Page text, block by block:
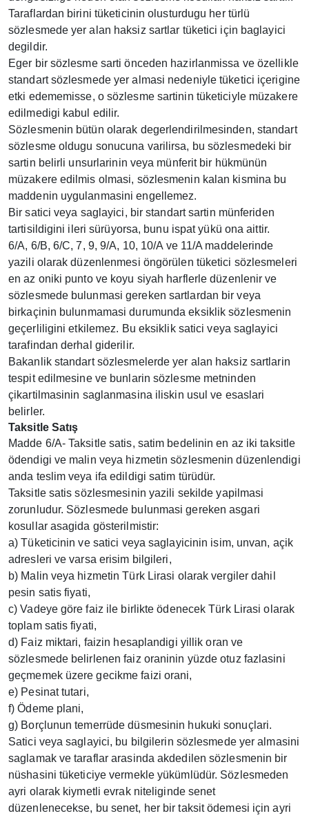
Taraflardan birini tüketicinin olusturdugu her türlü
sözlesmede yer alan haksiz sartlar tüketici için baglayici
degildir.
Eger bir sözlesme sarti önceden hazirlanmissa ve özellikle
standart sözlesmede yer almasi nedeniyle tüketici içerigine
etki edememisse, o sözlesme sartinin tüketiciyle müzakere
edilmedigi kabul edilir.
Sözlesmenin bütün olarak degerlendirilmesinden, standart
sözlesme oldugu sonucuna varilirsa, bu sözlesmedeki bir
sartin belirli unsurlarinin veya münferit bir hükmünün
müzakere edilmis olmasi, sözlesmenin kalan kismina bu
maddenin uygulanmasini engellemez.
Bir satici veya saglayici, bir standart sartin münferiden
tartisildigini ileri sürüyorsa, bunu ispat yükü ona aittir.
6/A, 6/B, 6/C, 7, 9, 9/A, 10, 10/A ve 11/A maddelerinde
yazili olarak düzenlenmesi öngörülen tüketici sözlesmeleri
en az oniki punto ve koyu siyah harflerle düzenlenir ve
sözlesmede bulunmasi gereken sartlardan bir veya
birkaçinin bulunmamasi durumunda eksiklik sözlesmenin
geçerliligini etkilemez. Bu eksiklik satici veya saglayici
tarafindan derhal giderilir.
Bakanlik standart sözlesmelerde yer alan haksiz sartlarin
tespit edilmesine ve bunlarin sözlesme metninden
çikartilmasinin saglanmasina iliskin usul ve esaslari
belirler.
Taksitle Satış
Madde 6/A- Taksitle satis, satim bedelinin en az iki taksitle
ödendigi ve malin veya hizmetin sözlesmenin düzenlendigi
anda teslim veya ifa edildigi satim türüdür.
Taksitle satis sözlesmesinin yazili sekilde yapilmasi
zorunludur. Sözlesmede bulunmasi gereken asgari
kosullar asagida gösterilmistir:
a) Tüketicinin ve satici veya saglayicinin isim, unvan, açik
adresleri ve varsa erisim bilgileri,
b) Malin veya hizmetin Türk Lirasi olarak vergiler dahil
pesin satis fiyati,
c) Vadeye göre faiz ile birlikte ödenecek Türk Lirasi olarak
toplam satis fiyati,
d) Faiz miktari, faizin hesaplandigi yillik oran ve
sözlesmede belirlenen faiz oraninin yüzde otuz fazlasini
geçmemek üzere gecikme faizi orani,
e) Pesinat tutari,
f) Ödeme plani,
g) Borçlunun temerrüde düsmesinin hukuki sonuçlari.
Satici veya saglayici, bu bilgilerin sözlesmede yer almasini
saglamak ve taraflar arasinda akdedilen sözlesmenin bir
nüshasini tüketiciye vermekle yükümlüdür. Sözlesmeden
ayri olarak kiymetli evrak niteliginde senet
düzenlenecekse, bu senet, her bir taksit ödemesi için ayri